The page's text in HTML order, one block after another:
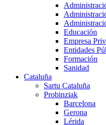
Educación
Empresa
Entidades
Formación
Sanidad
Cataluña
Sartu Cataluña
Probinziak
Barcelona
Gerona
Lérida